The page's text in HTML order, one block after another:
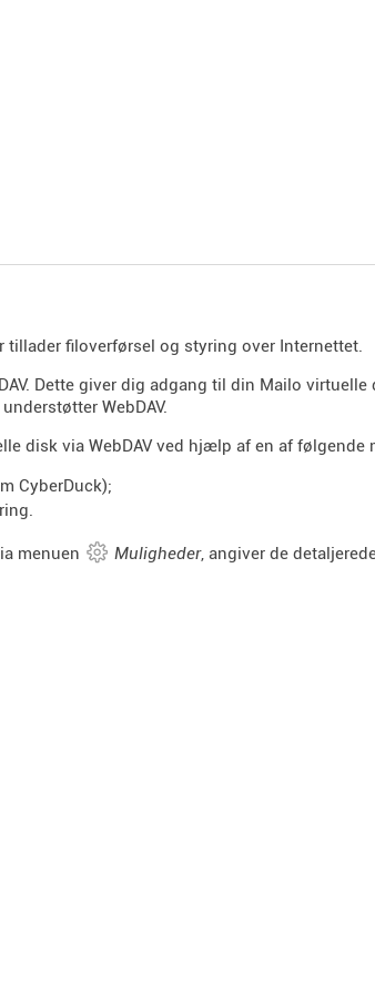
tillader filoverførsel og styring over Internettet.
Dette giver dig adgang til din Mailo
WebDAV.
disk via WebDAV ved hjælp af en af ​​følgende
CyberDuck);
menuen Muligheder, angiver de